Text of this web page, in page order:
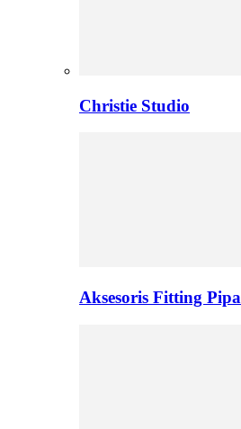
Christie Studio
Aksesoris Fitting Pipa